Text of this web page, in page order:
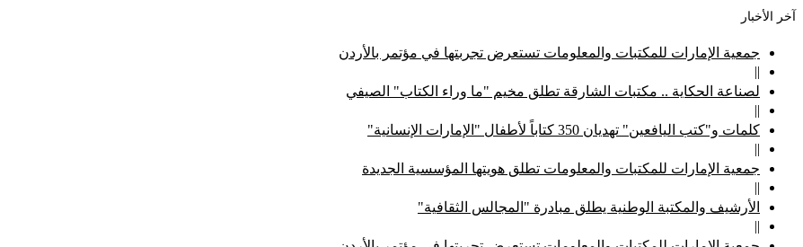
آخر الأخبار
جمعية الإمارات للمكتبات والمعلومات تستعرض تجربتها في مؤتمر بالأردن
||
لصناعة الحكاية .. مكتبات الشارقة تطلق مخيم "ما وراء الكتاب" الصيفي
||
كلمات و"كتب اليافعين" تهديان 350 كتاباً لأطفال "الإمارات الإنسانية"
||
جمعية الإمارات للمكتبات والمعلومات تطلق هويتها المؤسسية الجديدة
||
الأرشيف والمكتبة الوطنية يطلق مبادرة "المجالس الثقافية"
||